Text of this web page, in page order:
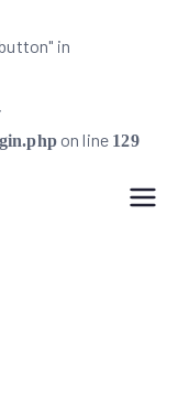
in
on line 129